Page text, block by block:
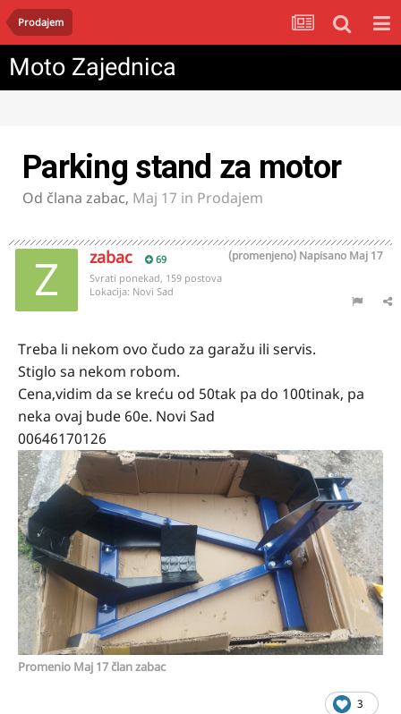
Prodajem
Moto Zajednica
Parking stand za motor
Od člana zabac, Maj 17 in Prodajem
zabac 69 Napisano Maj 17
(promenjeno)
Svrati ponekad, 159 postova
Lokacija: Novi Sad
Treba li nekom ovo čudo za garažu ili servis.
Stiglo sa nekom robom.
Cena,vidim da se kreću od 50tak pa do 100tinak, pa
neka ovaj bude 60e. Novi Sad
00646170126
Promenio Maj 17član zabac
3